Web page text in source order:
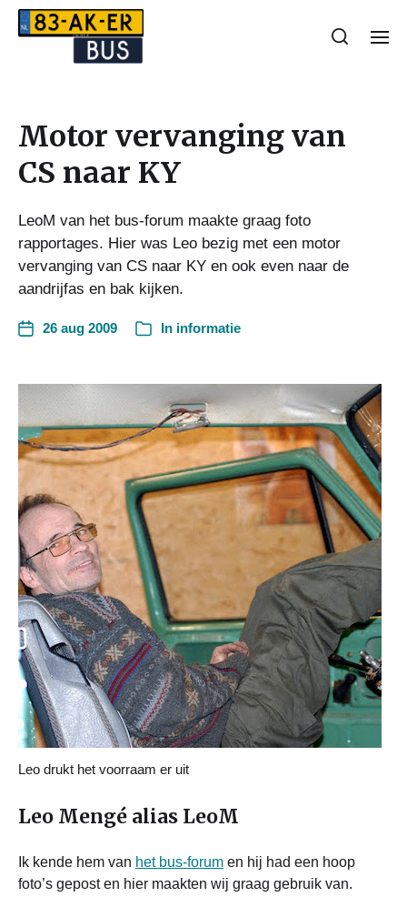
Motor vervanging van
CS naar KY
LeoM van het bus-forum maakte graag foto
rapportages. Hier was Leo bezig met een motor
vervanging van CS naar KY en ook even naar de
aandrijfas en bak kijken.
26 aug 2009 In informatie
Leo drukt het voorraam er uit
Leo Mengé alias LeoM
Ik kende hem van het bus-forum en hij had een hoop
foto’s gepost en hier maakten wij graag gebruik van.